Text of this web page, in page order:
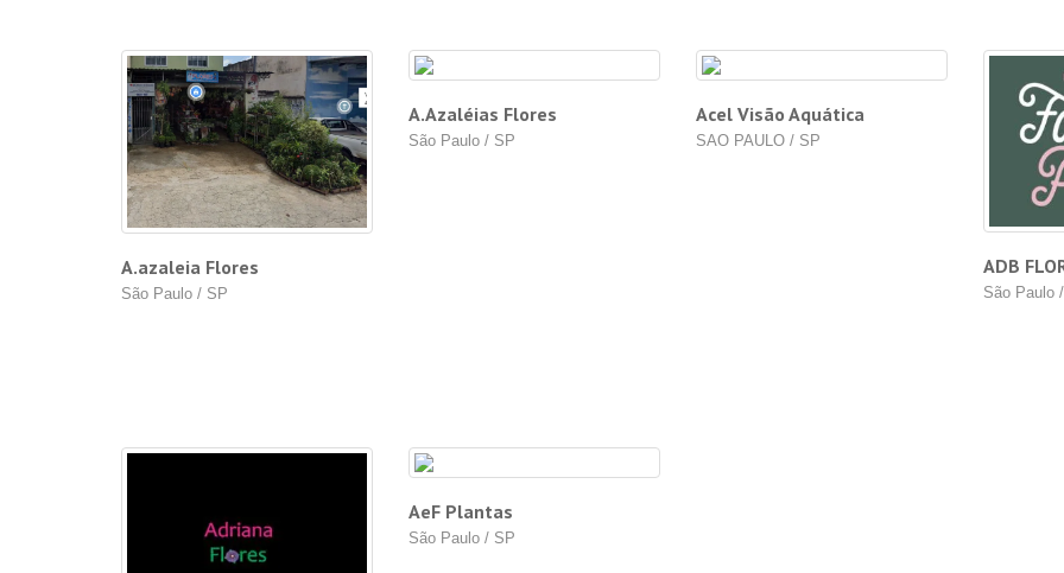
A.azaleia Flores
São Paulo / SP
A.Azaléias Flores
São Paulo / SP
Acel Visão Aquática
SAO PAULO / SP
ADB
São Paulo
AeF Plantas
São Paulo / SP